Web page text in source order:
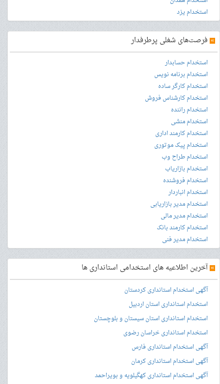
استخدام یزد
» فرصت‌های شغلی پرطرفدار
استخدام حسابدار
استخدام برنامه نویس
استخدام کارگر ساده
استخدام کارشناس فروش
استخدام راننده
استخدام منشی
استخدام کارمند اداری
استخدام پیک موتوری
استخدام طراح وب
استخدام بازاریاب
استخدام فروشنده
استخدام انباردار
استخدام مدیر بازاریابی
استخدام مدیر مالی
استخدام کارمند بانک
استخدام مدیر فنی
»آخرین اطلاعیه های استخدامی استانداری ها
آگهی استخدام استانداری کردستان
استخدام استانداری استان اردبیل
استخدام استانداری استان سیستان و بلوچستان
استخدام استانداری خراسان رضوی
آگهی استخدام استانداری فارس
آگهی استخدام استانداری کرمان
آگهی استخدام استانداری کهگیلویه و بویراحمد